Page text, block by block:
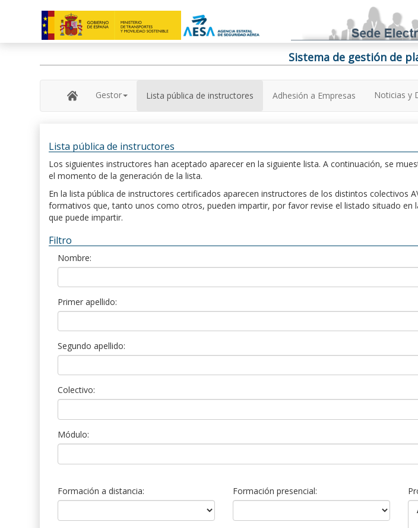
Sistema de gestión de
Gestor Lista pública de instructores Adhesión a Empresas Noticias y
Lista pública de instructores
Los siguientes instructores han aceptado aparecer en la siguiente lista. A continuación, se
el momento de la generación de la lista.
En la lista pública de instructores certificados aparecen instructores de los distintos colectivos
formativos que, tanto unos como otros, pueden impartir, por favor revise el listado situado
que puede impartir.
Filtro
Nombre:
Primer apellido:
Segundo apellido:
Colectivo:
Módulo:
Formación a distancia: Formación presencial: